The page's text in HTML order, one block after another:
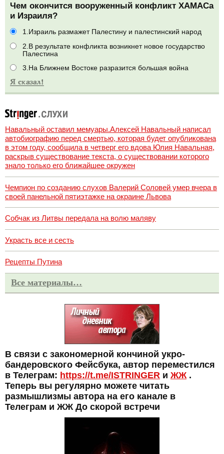
Чем окончится вооруженный конфликт ХАМАСа
и Израиля?
1.Израиль размажет Палестину и палестинский народ
2.В результате конфликта возникнет новое государство
Палестина
3.На Ближнем Востоке разразится большая война
Навальный оставил мемуары.Алексей Навальный написал
автобиографию перед смертью, которая будет опубликована
в этом году, сообщила в четверг его вдова Юлия Навальная,
раскрыв существование текста, о существовании которого
знало только его ближайшее окружен
Чемпион по созданию слухов Валерий Соловей умер вчера в
своей панельной пятиэтажке на окраине Львова
Собчак из Литвы передала на волю маляву
Украсть все и сесть
Рецепты Путина
Все материалы…
В связи с закономерной кончиной укро-
бандеровского Фейсбука, автор переместился
в Телеграм: https://t.me/ISTRINGER и ЖЖ .
Теперь вы регулярно можете читать
размышлизмы автора на его канале в
Телеграм и ЖЖ До скорой встречи